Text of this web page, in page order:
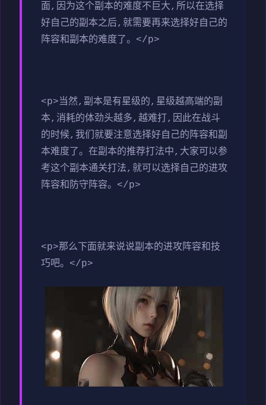
面,因为这个副本的难度不巨大,所以在选择
好自己的副本之后,就需要再来选择好自己的
阵容和副本的难度了。</p>
<p>当然,副本是有星级的,星级越高端的副
本,消耗的体劲头越多,越难打,因此在战斗
的时候,我们就要注意选择好自己的阵容和副
本难度了。在副本的推荐打法中,大家可以参
考这个副本通关打法,就可以选择自己的进攻
阵容和防守阵容。</p>
<p>那么下面就来说说副本的进攻阵容和技
巧吧。</p>